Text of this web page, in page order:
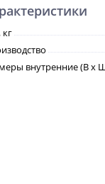
кг
внутренние (В х